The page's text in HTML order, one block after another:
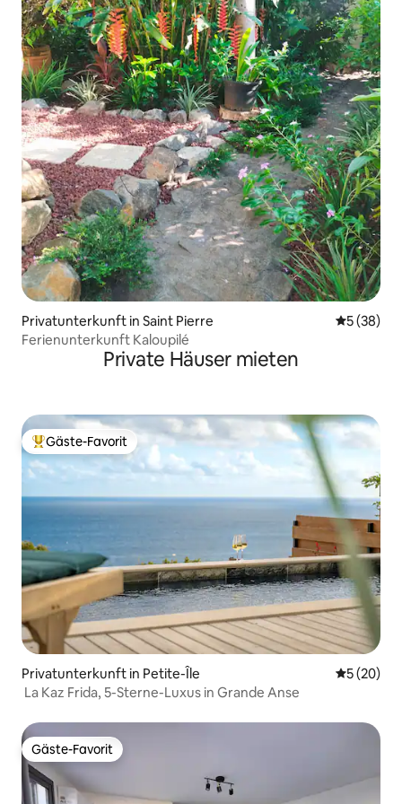
Privatunterkunft in Saint Pierre
5 (38)
Ferienunterkunft Kaloupilé
Private Häuser mieten
Beliebter Gäste-Favorit.
Gäste-Favorit
Privatunterkunft in Petite-Île
5 (20)
La Kaz Frida, 5-Sterne-Luxus in Grande Anse
Gäste-Favorit
Gäste-Favorit